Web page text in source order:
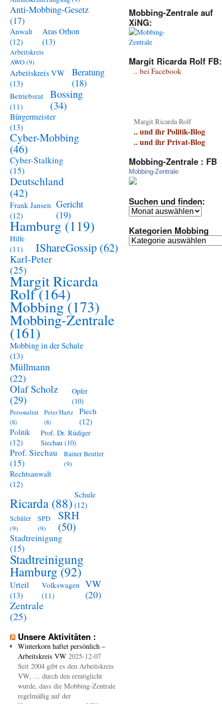
Anti-Mobbing-Gesetz
(17)
Anwalt
(12)
Aras Orhon
(13)
Arbeitskreis
AWO(9)
Arbeitskreis VW
(13)
Beratung
(18)
Betriebsrat
(11)
Bossing
(34)
Bürgermeister
(13)
Cyber-Mobbing
(46)
Cyber-Stalking
(15)
Deutschland
(42)
Frank Jansen
(12)
Gericht
(19)
Hamburg (119)
Hilfe
(11)
IShareGossip (62)
Karl-Peter
(25)
Margit Ricarda
Rolf(164)
Mobbing(173)
Mobbing-Zentrale
(161)
Mobbing in der Schule
(13)
Müllmann
(22)
Olaf Scholz
(29)
Opfer
(10)
Personalrat
(8)
Peter Hartz
(8)
Piech
(12)
Politik
(12)
Prof. Dr. Rüdiger
Siechau (10)
Prof. Siechau
(15)
Rainer Beutler
(9)
Rechtsanwalt
(12)
Ricarda (88) Schule
(12)
Schüler
(9)
SPD
(9)
SRH
(50)
Stadtreinigung
(15)
Stadtreinigung
Hamburg(92)
Urteil
(13)
Volkswagen
(11)
VW
(20)
Zentrale
(25)
Unsere Aktivitäten :
Winterkorn haftet persönlich –
Arbeitskreis VW 2025-12-07
Seit 2004 gibt es den Arbeitskreis
VW, … durch den ermöglicht
wurde, dass die Mobbing-Zentrale
regelmäßig auf der
Mobbing-Zentrale auf
XiNG:
Margit Ricarda Rolf FB:
.. bei Facebook
Margit Ricarda Rolf
.. und ihr Politik-Blog
.. und ihr Privat-Blog
Mobbing-Zentrale : FB
Mobbing-Zentrale
Suchen und finden:
Suchen
finden:
Kategorien Mobbing
Kategorien